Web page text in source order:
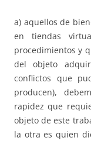
a) aquellos de
en tiendas
procedimientos y
del objeto
conflictos que
producen),
rapidez que
objeto de este
la otra es quien